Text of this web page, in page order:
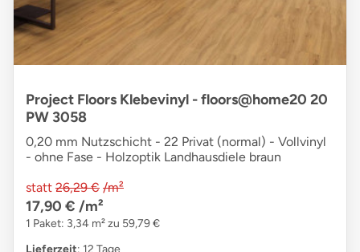
Project Floors Klebevinyl - floors@home20 20
PW 3058
0,20 mm Nutzschicht - 22 Privat (normal) - Vollvinyl
- ohne Fase - Holzoptik Landhausdiele braun
statt 26,29 € /m²
17,90 € /m²
1 Paket: 3,34 m² zu 59,79 €
Lieferzeit: 12 Tage